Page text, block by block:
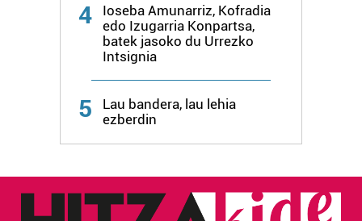
4
Ioseba Amunarriz, Kofradia
edo Izugarria Konpartsa,
batek jasoko du Urrezko
Intsignia
5
Lau bandera, lau lehia
ezberdin